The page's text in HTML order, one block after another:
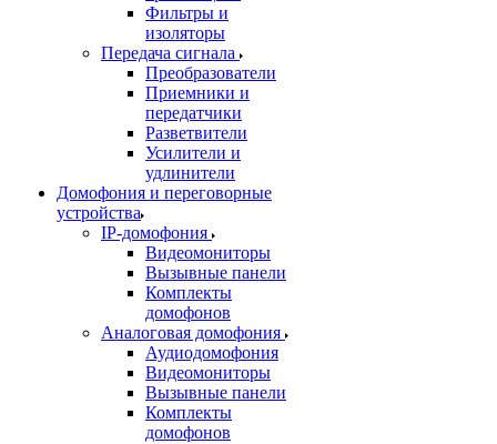
Фильтры и
изоляторы
Передача сигнала
Преобразователи
Приемники и
передатчики
Разветвители
Усилители и
удлинители
Домофония и переговорные
устройства
IP-домофония
Видеомониторы
Вызывные панели
Комплекты
домофонов
Аналоговая домофония
Аудиодомофония
Видеомониторы
Вызывные панели
Комплекты
домофонов